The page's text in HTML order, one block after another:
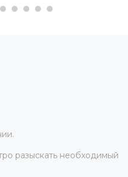
разыскать необходимый